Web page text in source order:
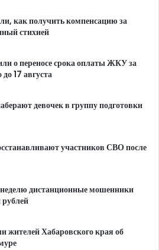
как получить компенсацию за
стихией
о переносе срока оплаты ЖКУ за
17 августа
девочек в группу подготовки
участников СВО после
дистанционные мошенники
жителей Хабаровского края об